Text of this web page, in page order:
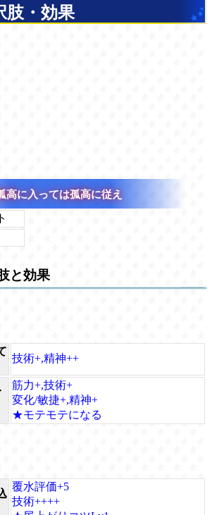
肢・効果
高に入っては孤高に従え
と効果
技術+,精神++
筋力+,技術+
変化/敏捷+,精神+
★モテモテになる
覆水評価+5
技術++++